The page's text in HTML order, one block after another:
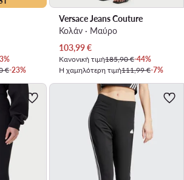
€-23%
Versace Jeans Couture
Κολάν · Μαύρο
Τρέχουσα τιμή
103,99€
Κανονική τιμή185,90 €-44%
Η χαμηλότερη τιμή111,99 €-7%